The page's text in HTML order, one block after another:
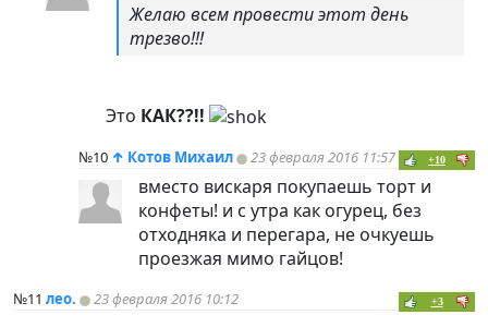
Желаю всем провести этот день
трезво!!!
Это КАК??!!
№10 ↑ Котов Михаил 23 февраля 2016 11:57 +10
вместо вискаря покупаешь торт и
конфеты! и с утра как огурец, без
отходняка и перегара, не очкуешь
проезжая мимо гайцов!
№11 лео. 23 февраля 2016 10:12 +3